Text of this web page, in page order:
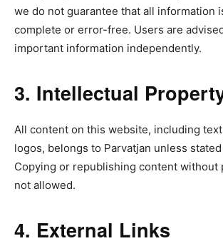
we do not guarantee that all information
complete or error-free. Users are
important information independently.
3. Intellectual
All content on this website, including
logos, belongs to Parvatjan unless
Copying or republishing content without
not allowed.
4. External Links